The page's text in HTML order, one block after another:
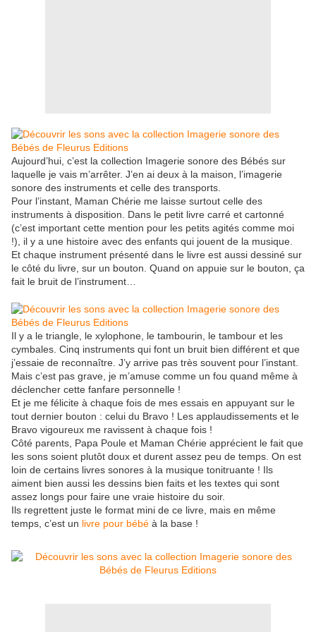
Aujourd’hui, c’est la collection Imagerie sonore des Bébés sur
laquelle je vais m’arrêter. J’en ai deux à la maison, l’imagerie
sonore des instruments et celle des transports.
Pour l’instant, Maman Chérie me laisse surtout celle des
instruments à disposition. Dans le petit livre carré et cartonné
(c’est important cette mention pour les petits agités comme moi
!), il y a une histoire avec des enfants qui jouent de la musique.
Et chaque instrument présenté dans le livre est aussi dessiné sur
le côté du livre, sur un bouton. Quand on appuie sur le bouton, ça
fait le bruit de l’instrument…
Il y a le triangle, le xylophone, le tambourin, le tambour et les
cymbales. Cinq instruments qui font un bruit bien différent et que
j’essaie de reconnaître. J’y arrive pas très souvent pour l’instant.
Mais c’est pas grave, je m’amuse comme un fou quand même à
déclencher cette fanfare personnelle !
Et je me félicite à chaque fois de mes essais en appuyant sur le
tout dernier bouton : celui du Bravo ! Les applaudissements et le
Bravo vigoureux me ravissent à chaque fois !
Côté parents, Papa Poule et Maman Chérie apprécient le fait que
les sons soient plutôt doux et durent assez peu de temps. On est
loin de certains livres sonores à la musique tonitruante ! Ils
aiment bien aussi les dessins bien faits et les textes qui sont
assez longs pour faire une vraie histoire du soir.
Ils regrettent juste le format mini de ce livre, mais en même
temps, c’est un livre pour bébé à la base !